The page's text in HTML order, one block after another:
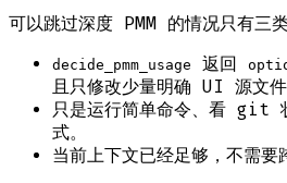
可以跳过深度 PMM 的情况只有三类
decide_pmm_usage 返回
且只修改少量明确 UI 源文件
只是运行简单命令、看 git
式。
当前上下文已经足够，不需要